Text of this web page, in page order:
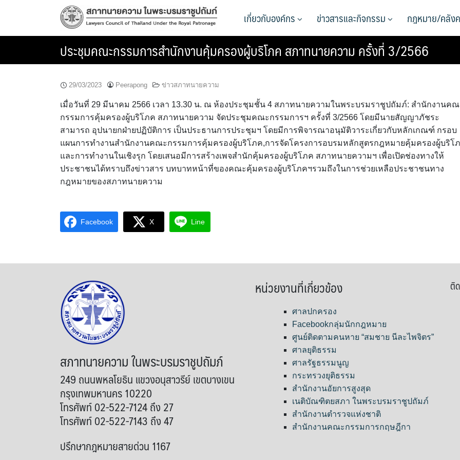
เกี่ยวกับองค์กร ข่าวสารและกิจกรรม กฎหมาย/คลัง
ประชุมคณะกรรมการสำนักงานคุ้มครองผู้บริโภค สภาทนายความ ครั้งที่ 3/2566
29/03/2023 Peerapong ข่าวสภาทนายความ
เมื่อวันที่ 29 มีนาคม 2566 เวลา 13.30 น. ณ ห้องประชุมชั้น 4 สภาทนายความในพระบรมราชูปถัมภ์: สำนักงานคณ
กรรมการคุ้มครองผู้บริโภค สภาทนายความ จัดประชุมคณะกรรมการฯ ครั้งที่ 3/2566 โดยมีนายสัญญาภัชระ
สามารถ อุปนายกฝ่ายปฏิบัติการ เป็นประธานการประชุมฯ โดยมีการพิจารณาอนุมัติวาระเกี่ยวกับหลักเกณฑ์ กรอบ
แผนการทำงานสำนักงานคณะกรรมการคุ้มครองผู้บริโภค,การจัดโครงการอบรมหลักสูตรกฎหมายคุ้มครองผู้บริโ
และการทำงานในเชิงรุก โดยเสนอมีการสร้างเพจสำนักคุ้มครองผู้บริโภค สภาทนายความฯ เพื่อเปิดช่องทางให้
ประชาชนได้ทราบถึงข่าวสาร บทบาทหน้าที่ของคณะคุ้มครองผู้บริโภคฯรวมถึงในการช่วยเหลือประชาชนทาง
กฎหมายของสภาทนายความ
Facebook X Line
สภาทนายความ ในพระบรมราชูปถัมภ์
249 ถนนพหลโยธิน แขวงอนุสาวรีย์ เขตบางเขน
กรุงเทพมหานคร 10220
โทรศัพท์ 02-522-7124 ถึง 27
โทรศัพท์ 02-522-7143 ถึง 47
ปรึกษากฎหมายสายด่วน 1167
หน่วยงานที่เกี่ยวข้อง
ศาลปกครอง
Facebookกลุ่มนักกฎหมาย
ศูนย์ติดตามคนหาย “สมชาย นีละไพจิตร”
ศาลยุติธรรม
ศาลรัฐธรรมนูญ
กระทรวงยุติธรรม
สำนักงานอัยการสูงสุด
เนติบัณฑิตยสภา ในพระบรมราชูปถัมภ์
สำนักงานตำรวจแห่งชาติ
สำนักงานคณะกรรมการกฤษฎีกา
ติ